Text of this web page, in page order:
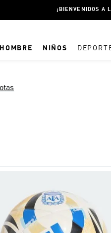
¡BIENVENIDOS A
HOMBRE NIÑOS
8